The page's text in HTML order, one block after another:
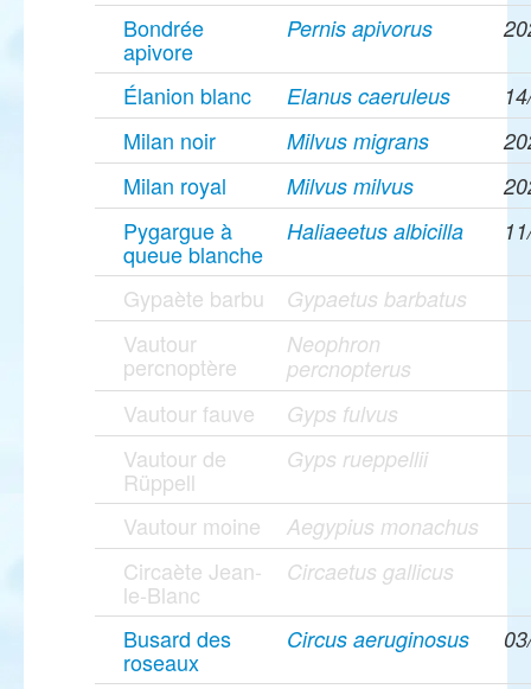
Bondrée
apivore
Pernis apivorus
Élanion blanc Elanus caeruleus
Milan noir Milvus migrans
Milan royal Milvus milvus
Pygargue à
queue blanche
Haliaeetus albicilla
Gypaète barbu Gypaetus barbatus
Vautour
percnoptère
Neophron
percnopterus
Vautour fauve Gyps fulvus
Vautour de
Rüppell
Gyps rueppellii
Vautour moine Aegypius monachus
Circaète Jean-
le-Blanc
Circaetus gallicus
Busard des
roseaux
Circus aeruginosus